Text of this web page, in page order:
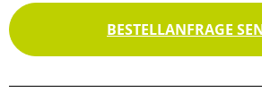
BESTELLANFRAGE